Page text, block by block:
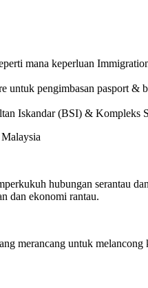
mana keperluan
untuk pengimbasan pasport &
Iskandar (BSI) &
hubungan serantau
dan ekonomi rantau.
merancang untuk